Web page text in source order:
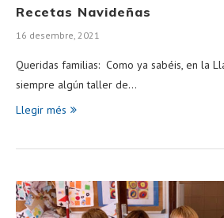
Recetas Navideñas
16 desembre, 2021
Queridas familias: Como ya sabéis, en la
siempre algún taller de…
Llegir més